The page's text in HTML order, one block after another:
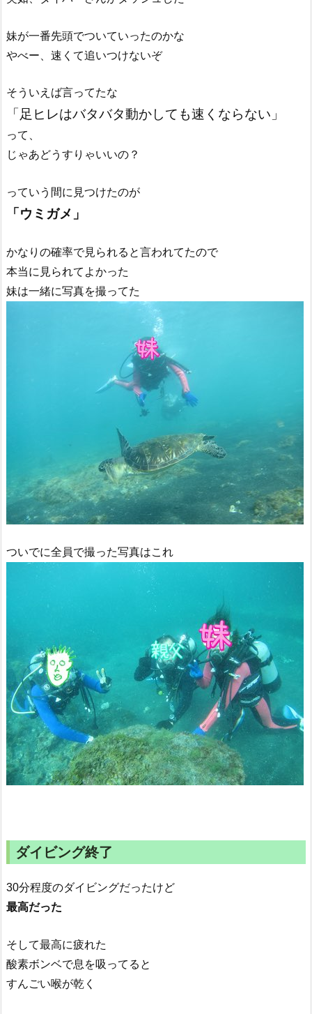
妹が一番先頭でついていったのかな
やべー、速くて追いつけないぞ
そういえば言ってたな
「足ヒレはバタバタ動かしても速くならない」
って、
じゃあどうすりゃいいの？
っていう間に見つけたのが
「ウミガメ」
かなりの確率で見られると言われてたので
本当に見られてよかった
妹は一緒に写真を撮ってた
ついでに全員で撮った写真はこれ
ダイビング終了
30分程度のダイビングだったけど
最高だった
そして最高に疲れた
酸素ボンベで息を吸ってると
すんごい喉が乾く